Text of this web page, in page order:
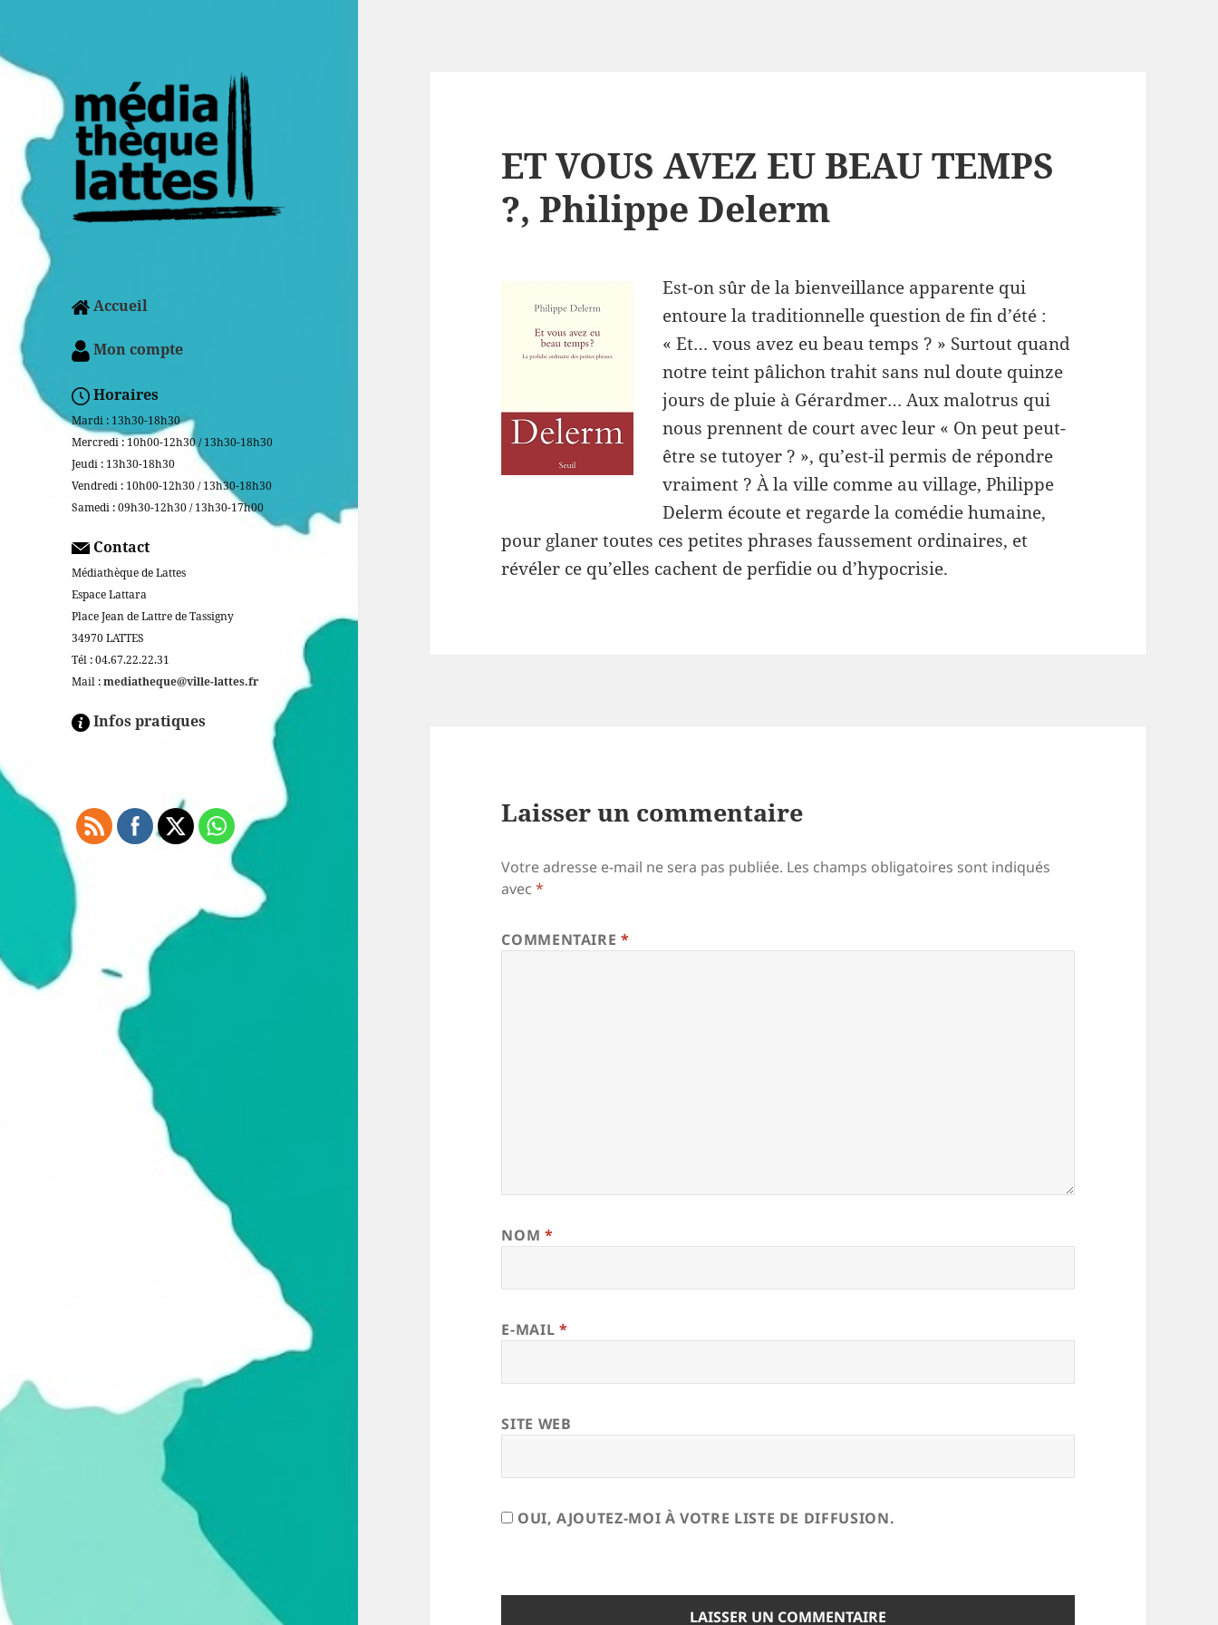
Accueil
Mon compte
Horaires
Mardi : 13h30-18h30
Mercredi : 10h00-12h30 / 13h30-18h30
Jeudi : 13h30-18h30
Vendredi : 10h00-12h30 / 13h30-18h30
Samedi : 09h30-12h30 / 13h30-17h00
Contact
Médiathèque de Lattes
Espace Lattara
Place Jean de Lattre de Tassigny
34970 LATTES
Tél : 04.67.22.22.31
Mail :mediatheque@ville-lattes.fr
Infos pratiques
Facebook is disabled.
ET VOUS AVEZ EU BEAU TEMPS
?, Philippe Delerm
Est-on sûr de la bienveillance apparente qui
entoure la traditionnelle question de fin d’été :
« Et… vous avez eu beau temps ? » Surtout quand
notre teint pâlichon trahit sans nul doute quinze
jours de pluie à Gérardmer… Aux malotrus qui
nous prennent de court avec leur « On peut peut-
être se tutoyer ? », qu’est-il permis de répondre
vraiment ? À la ville comme au village, Philippe
Delerm écoute et regarde la comédie humaine,
pour glaner toutes ces petites phrases faussement ordinaires, et
révéler ce qu’elles cachent de perfidie ou d’hypocrisie.
Laisser un commentaire
Votre adresse e-mail ne sera pas publiée. Les champs obligatoires sont indiqués
avec*
COMMENTAIRE*
NOM *
E-MAIL *
SITE WEB
OUI, AJOUTEZ-MOI À VOTRE LISTE DE DIFFUSION.